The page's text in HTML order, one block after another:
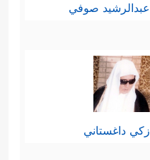
عبدالرشيد صوفي
زكي داغستاني